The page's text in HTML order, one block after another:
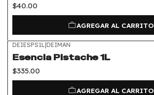
$40.00
AGREGAR AL CARRITO
DEIESPS1L|DEIMAN
Esencia Pistache 1L
$335.00
AGREGAR AL CARRITO